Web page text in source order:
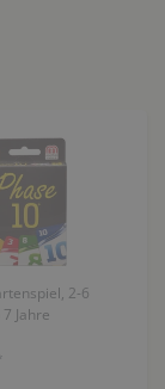
2-6
Jahre